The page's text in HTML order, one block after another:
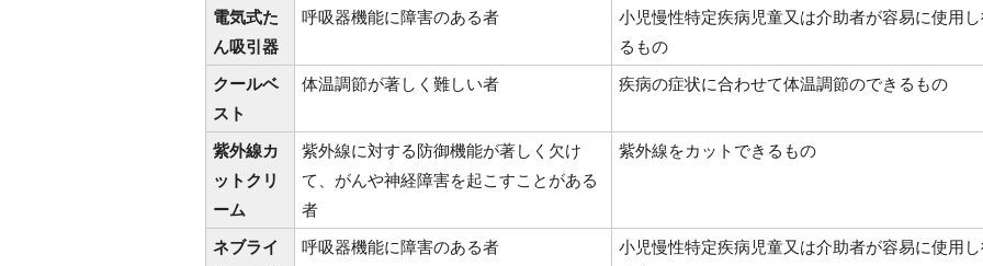
電気式た
ん吸引器
呼吸器機能に障害のある者
小児慢性特定疾病児童又は介助者が容易に使用
るもの
クールベ
スト
体温調節が著しく難しい者 疾病の症状に合わせて体温調節のできるもの
紫外線カ
ットクリ
ーム
紫外線に対する防御機能が著しく欠け
て、がんや神経障害を起こすことがある
者
紫外線をカットできるもの
ネブライ
呼吸器機能に障害のある者
小児慢性特定疾病児童又は介助者が容易に使用